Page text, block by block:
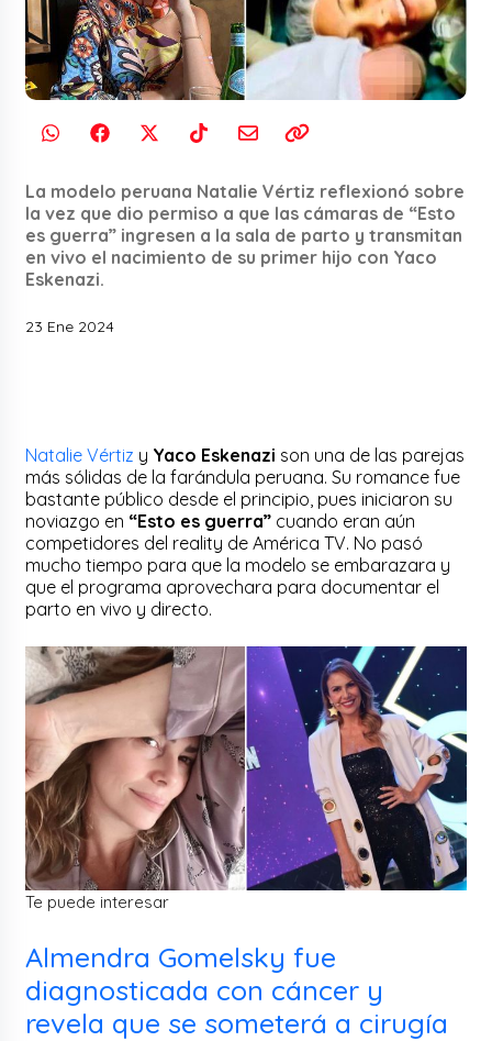
La modelo peruana Natalie Vértiz reflexionó sobre
la vez que dio permiso a que las cámaras de “Esto
es guerra” ingresen a la sala de parto y transmitan
en vivo el nacimiento de su primer hijo con Yaco
Eskenazi.
23 Ene 2024
Natalie Vértiz y Yaco Eskenazi son una de las parejas
más sólidas de la farándula peruana. Su romance fue
bastante público desde el principio, pues iniciaron su
noviazgo en “Esto es guerra” cuando eran aún
competidores del reality de América TV. No pasó
mucho tiempo para que la modelo se embarazara y
que el programa aprovechara para documentar el
parto en vivo y directo.
Te puede interesar
Almendra Gomelsky fue
diagnosticada con cáncer y
revela que se someterá a cirugía